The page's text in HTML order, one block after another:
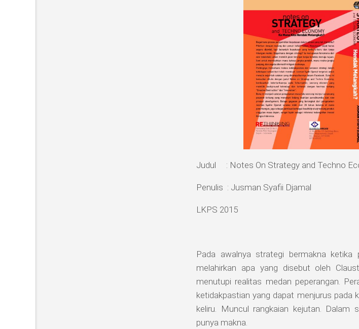
Judul : Notes On Strategy and Techno
Penulis : Jusman Syafii Djamal
LKPS 2015
Pada awalnya strategi bermakna
melahirkan apa yang disebut oleh
menutupi realitas medan peperangan.
ketidakpastian yang dapat menjurus pada
keliru. Muncul rangkaian kejutan.
punya makna.